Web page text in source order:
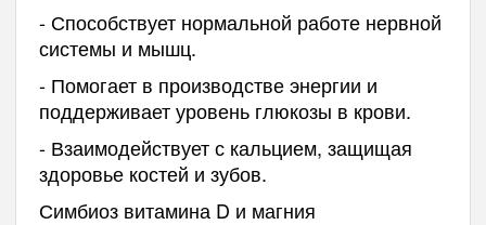
- Способствует нормальной работе нервной
системы и мышц.
- Помогает в производстве энергии и
поддерживает уровень глюкозы в крови.
- Взаимодействует с кальцием, защищая
здоровье костей и зубов.
Симбиоз витамина D и магния